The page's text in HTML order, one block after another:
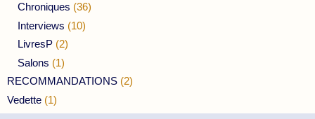
Chroniques (36)
Interviews (10)
LivresP (2)
Salons (1)
RECOMMANDATIONS (2)
Vedette (1)